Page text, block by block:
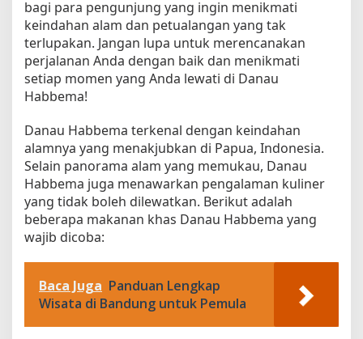
bagi para pengunjung yang ingin menikmati
keindahan alam dan petualangan yang tak
terlupakan. Jangan lupa untuk merencanakan
perjalanan Anda dengan baik dan menikmati
setiap momen yang Anda lewati di Danau
Habbema!
Danau Habbema terkenal dengan keindahan
alamnya yang menakjubkan di Papua, Indonesia.
Selain panorama alam yang memukau, Danau
Habbema juga menawarkan pengalaman kuliner
yang tidak boleh dilewatkan. Berikut adalah
beberapa makanan khas Danau Habbema yang
wajib dicoba:
Baca Juga Panduan Lengkap
Wisata di Bandung untuk Pemula